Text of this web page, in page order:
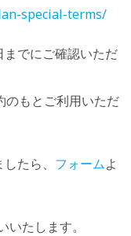
special-terms/
でにご確認いただ
のもとご利用いただ
たら、 フォームよ
たします。